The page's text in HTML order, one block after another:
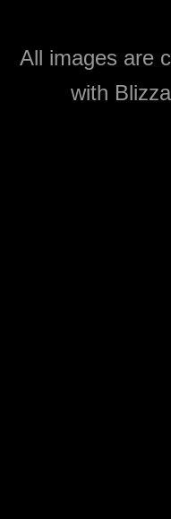
All images are
with